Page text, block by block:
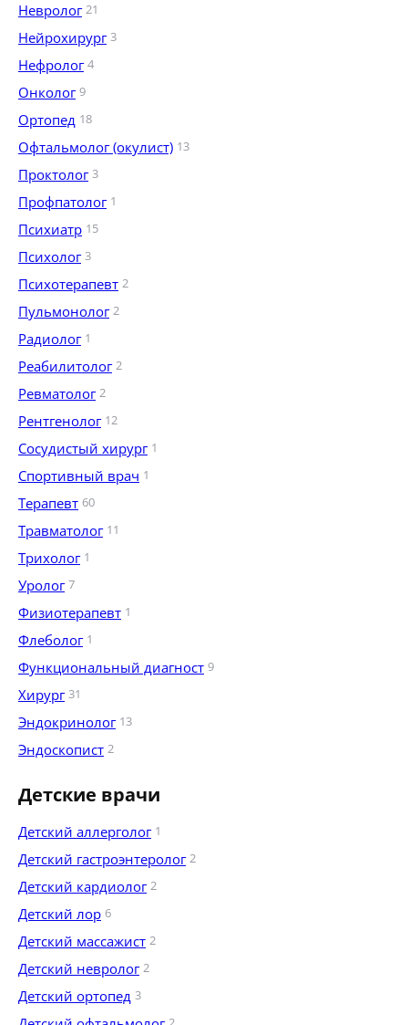
Невролог 21
Нейрохирург 3
Нефролог 4
Онколог 9
Ортопед 18
Офтальмолог (окулист) 13
Проктолог 3
Профпатолог 1
Психиатр 15
Психолог 3
Психотерапевт 2
Пульмонолог 2
Радиолог 1
Реабилитолог 2
Ревматолог 2
Рентгенолог 12
Сосудистый хирург 1
Спортивный врач 1
Терапевт 60
Травматолог 11
Трихолог 1
Уролог 7
Физиотерапевт 1
Флеболог 1
Функциональный диагност 9
Хирург 31
Эндокринолог 13
Эндоскопист 2
Детские врачи
Детский аллерголог 1
Детский гастроэнтеролог 2
Детский кардиолог 2
Детский лор 6
Детский массажист 2
Детский невролог 2
Детский ортопед 3